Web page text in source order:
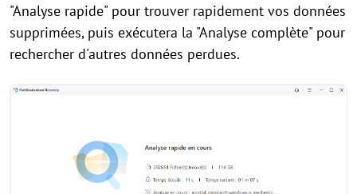
"Analyse rapide" pour trouver rapidement vos données
supprimées, puis exécutera la "Analyse complète" pour
rechercher d'autres données perdues.